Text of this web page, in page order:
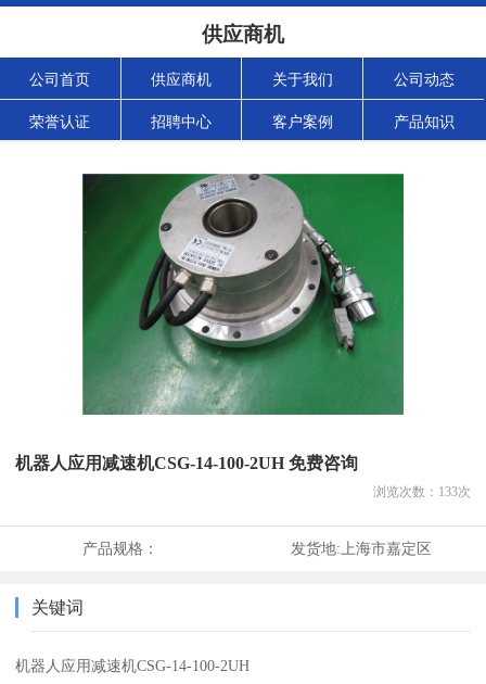
供应商机
公司首页 供应商机 关于我们 公司动态
荣誉认证 招聘中心 客户案例 产品知识
机器人应用减速机CSG-14-100-2UH 免费咨询
浏览次数： 133次
产品规格： 发货地: 上海市嘉定区
关键词
机器人应用减速机CSG-14-100-2UH